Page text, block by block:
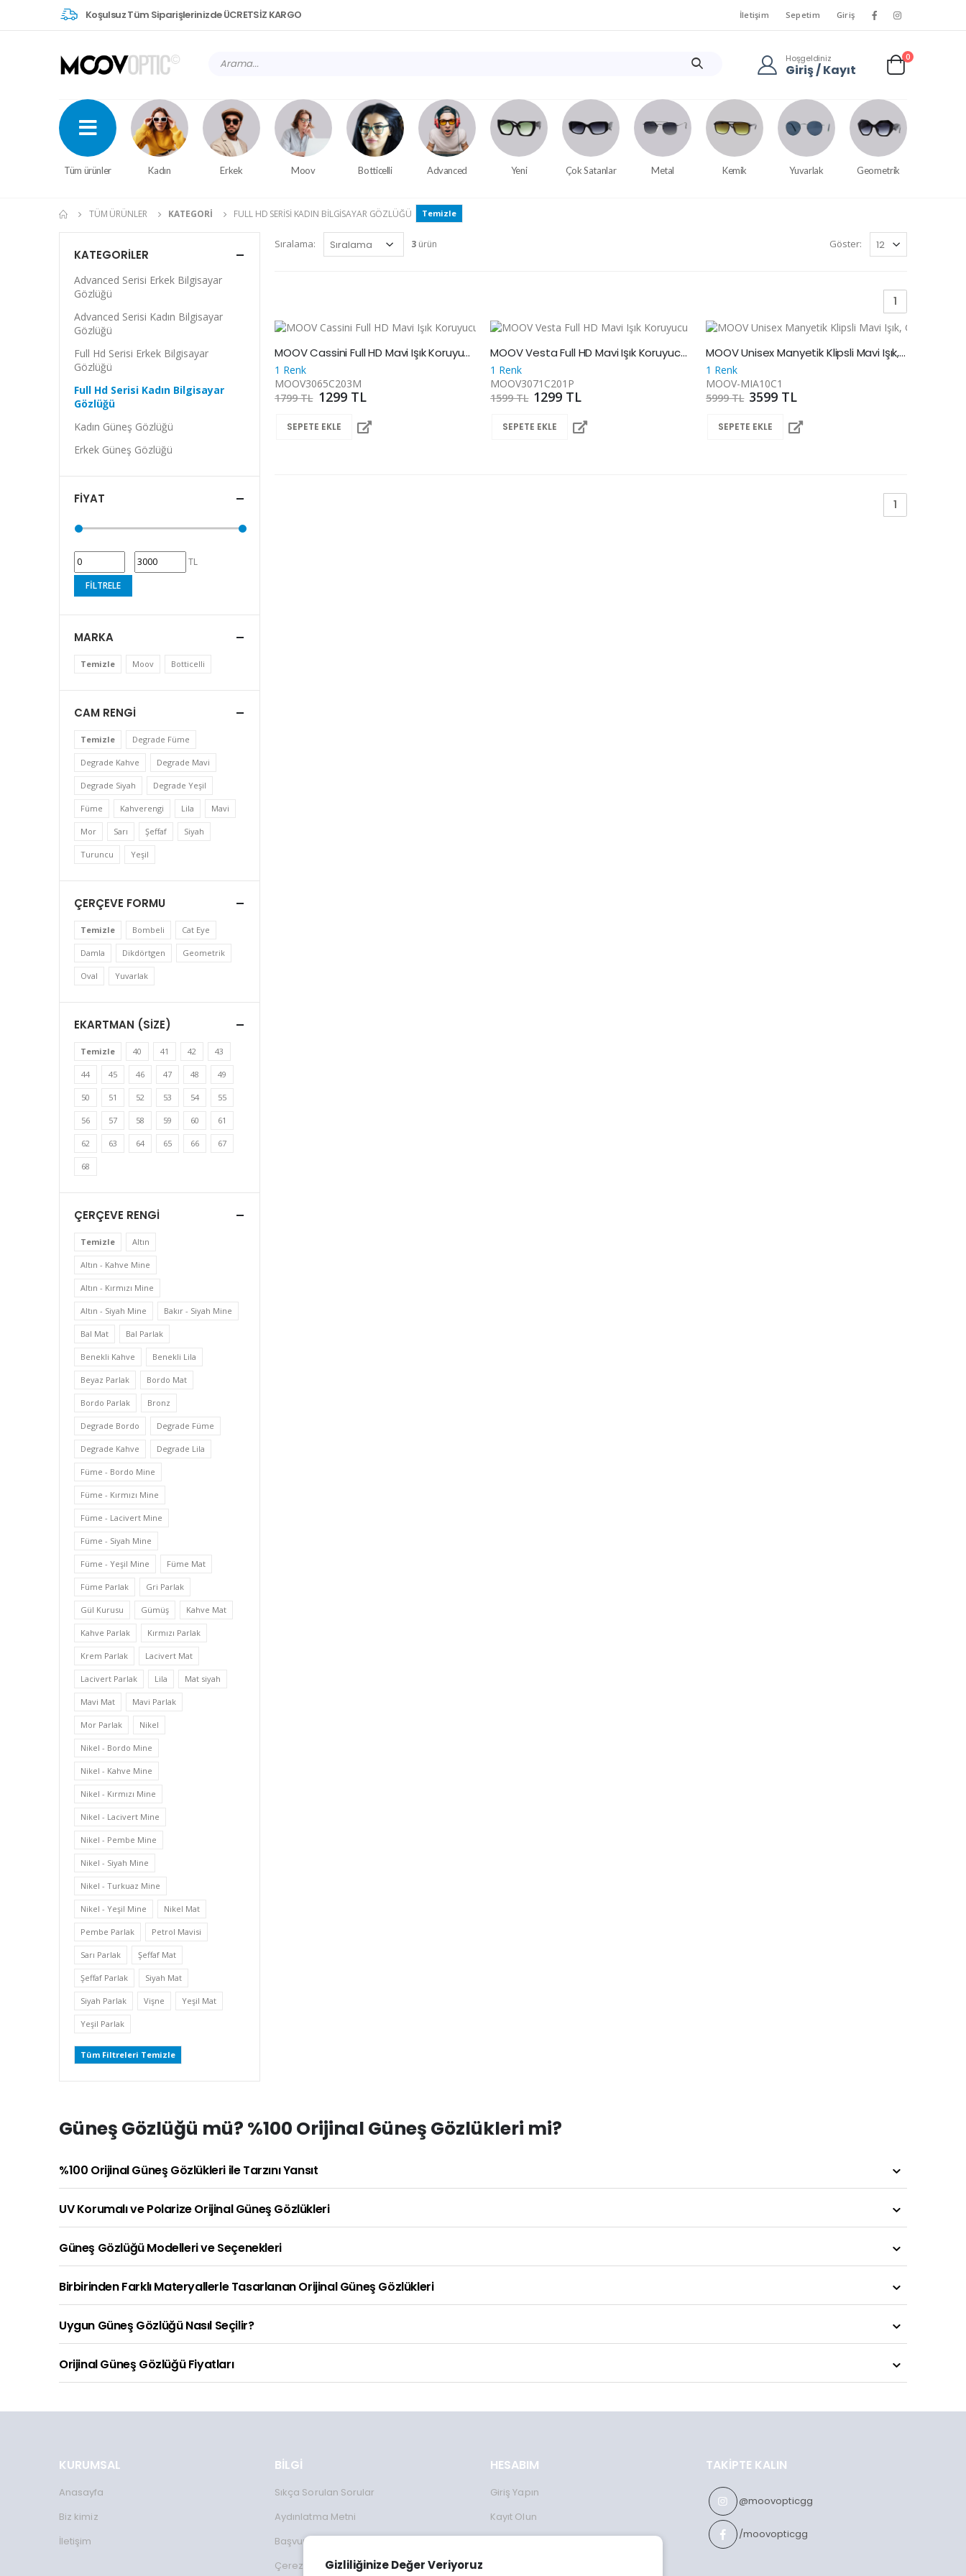
Gizliliğinize Değer Veriyoruz
Koşulsuz Tüm Siparişlerinizde ÜCRETSİZ KARGO İletişim Sepetim Giriş
Hoşgeldiniz
Giriş / Kayıt
0
Tüm ürünler Kadın Erkek Moov Botticelli Advanced Yeni Çok Satanlar Metal Kemik Yuvarlak Geometrik
TÜM ÜRÜNLER KATEGORI FULL HD SERISI KADIN BILGISAYAR GÖZLÜĞÜ Temizle
Sıralama: 3 ürün Göster:
1
MOOV Cassini Full HD Mavi Işık Koruyucu Ekran Gözlüğü
1 Renk
MOOV3065C203M
1799 TL 1299 TL
SEPETE EKLE
MOOV Vesta Full HD Mavi Işık Koruyucu Ekran Gözlüğü
1 Renk
MOOV3071C201P
1599 TL 1299 TL
SEPETE EKLE
MOOV Unisex Manyetik Klipsli Mavi Işık, Gece Sürüş ve Güneş Gözlüğü
1 Renk
MOOV-MIA10C1
5999 TL 3599 TL
SEPETE EKLE
1
KATEGORILER
Advanced Serisi Erkek Bilgisayar
Gözlüğü
Advanced Serisi Kadın Bilgisayar
Gözlüğü
Full Hd Serisi Erkek Bilgisayar
Gözlüğü
Full Hd Serisi Kadın Bilgisayar
Gözlüğü
Kadın Güneş Gözlüğü
Erkek Güneş Gözlüğü
FIYAT
TL
FILTRELE
MARKA
Temizle Moov Botticelli
CAM RENGI
Temizle Degrade Füme
Degrade Kahve Degrade Mavi
Degrade Siyah Degrade Yeşil
Füme Kahverengi Lila Mavi
Mor Sarı Şeffaf Siyah
Turuncu Yeşil
ÇERÇEVE FORMU
Temizle Bombeli Cat Eye
Damla Dikdörtgen Geometrik
Oval Yuvarlak
EKARTMAN (SIZE)
Temizle 40 41 42 43
44 45 46 47 48 49
50 51 52 53 54 55
56 57 58 59 60 61
62 63 64 65 66 67
68
ÇERÇEVE RENGI
Temizle Altın
Altın - Kahve Mine
Altın - Kırmızı Mine
Altın - Siyah Mine Bakır - Siyah Mine
Bal Mat Bal Parlak
Benekli Kahve Benekli Lila
Beyaz Parlak Bordo Mat
Bordo Parlak Bronz
Degrade Bordo Degrade Füme
Degrade Kahve Degrade Lila
Füme - Bordo Mine
Füme - Kırmızı Mine
Füme - Lacivert Mine
Füme - Siyah Mine
Füme - Yeşil Mine Füme Mat
Füme Parlak Gri Parlak
Gül Kurusu Gümüş Kahve Mat
Kahve Parlak Kırmızı Parlak
Krem Parlak Lacivert Mat
Lacivert Parlak Lila Mat siyah
Mavi Mat Mavi Parlak
Mor Parlak Nikel
Nikel - Bordo Mine
Nikel - Kahve Mine
Nikel - Kırmızı Mine
Nikel - Lacivert Mine
Nikel - Pembe Mine
Nikel - Siyah Mine
Nikel - Turkuaz Mine
Nikel - Yeşil Mine Nikel Mat
Pembe Parlak Petrol Mavisi
Sarı Parlak Şeffaf Mat
Şeffaf Parlak Siyah Mat
Siyah Parlak Vişne Yeşil Mat
Yeşil Parlak
Tüm Filtreleri Temizle
Güneş Gözlüğü mü? %100 Orijinal Güneş Gözlükleri mi?
%100 Orijinal Güneş Gözlükleri ile Tarzını Yansıt
UV Korumalı ve Polarize Orijinal Güneş Gözlükleri
Güneş Gözlüğü Modelleri ve Seçenekleri
Birbirinden Farklı Materyallerle Tasarlanan Orijinal Güneş Gözlükleri
Uygun Güneş Gözlüğü Nasıl Seçilir?
Orijinal Güneş Gözlüğü Fiyatları
KURUMSAL
Anasayfa
Biz kimiz
İletişim
BİLGİ
Sıkça Sorulan Sorular
Aydınlatma Metni
Başvuru Formu
Çerez Kullanımı
HESABIM
Giriş Yapın
Kayıt Olun
TAKIPTE KALIN
@moovopticgg
/moovopticgg